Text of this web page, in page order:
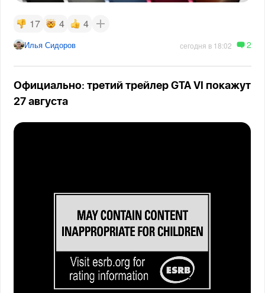
17 4 4
Илья Сидоров сегодня в 18:02 2
Официально: третий трейлер GTA VI покажут
27 августа